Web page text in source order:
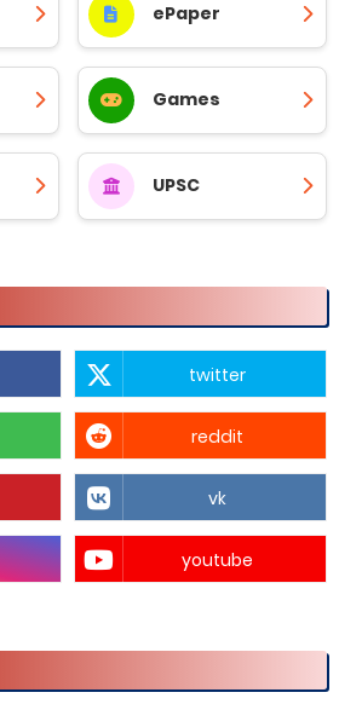
ePaper
Games
UPSC
twitter
reddit
vk
youtube